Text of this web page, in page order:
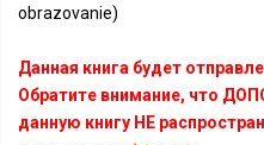
obrazovanie)
Данная книга будет
Обратите внимание, что
данную книгу НЕ